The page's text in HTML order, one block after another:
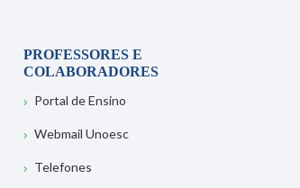
PROFESSORES E
COLABORADORES
Portal de Ensino
Webmail Unoesc
Telefones